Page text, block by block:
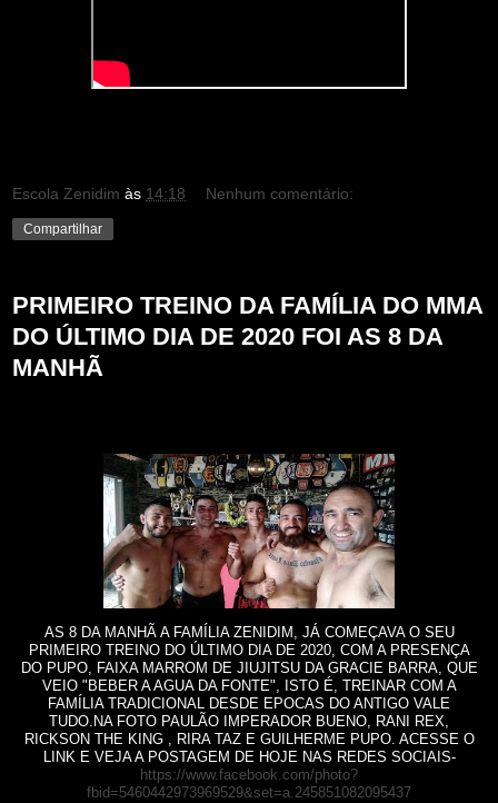
Escola Zenidim às 14:18 Nenhum comentário:
Compartilhar
PRIMEIRO TREINO DA FAMÍLIA DO MMA
DO ÚLTIMO DIA DE 2020 FOI AS 8 DA
MANHÃ
AS 8 DA MANHÃ A FAMÍLIA ZENIDIM, JÁ COMEÇAVA O SEU
PRIMEIRO TREINO DO ÚLTIMO DIA DE 2020, COM A PRESENÇA
DO PUPO, FAIXA MARROM DE JIUJITSU DA GRACIE BARRA, QUE
VEIO "BEBER A AGUA DA FONTE", ISTO É, TREINAR COM A
FAMÍLIA TRADICIONAL DESDE EPOCAS DO ANTIGO VALE
TUDO.NA FOTO PAULÃO IMPERADOR BUENO, RANI REX,
RICKSON THE KING , RIRA TAZ E GUILHERME PUPO. ACESSE O
LINK E VEJA A POSTAGEM DE HOJE NAS REDES SOCIAIS-
https://www.facebook.com/photo?
fbid=5460442973969529&set=a.245851082095437